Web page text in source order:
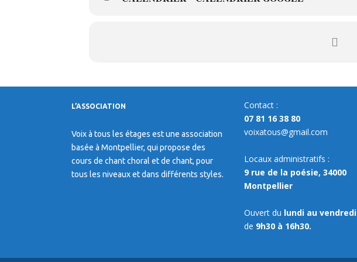
L’ASSOCIATION
Voix à tous les étages est une association
basée à Montpellier, qui propose des
cours de chant choral et de chant, pour
tous les niveaux et dans différents styles.
Contact :
07 81 16 38 80
voixatous@gmail.com
Locaux administratifs :
9 rue de la poésie, 34000
Montpellier
Ouvert du lundi au vendredi
de 9h30 à 16h30.